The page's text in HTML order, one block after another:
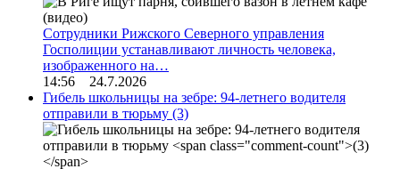
Сотрудники Рижского Северного управления
Госполиции устанавливают личность человека,
изображенного на…
14:56 24.7.2026
Гибель школьницы на зебре: 94-летнего водителя
отправили в тюрьму (3)